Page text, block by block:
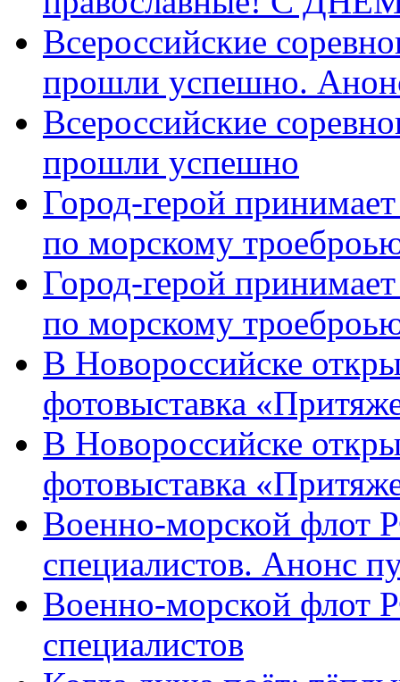
Всероссийские
прошли успешно.
Всероссийские
прошли успешно
Город-герой
по морскому
Город-герой
по морскому
В Новороссийске
фотовыставка
В Новороссийске
фотовыставка
Военно-морской флот
специалистов. Анонс
Военно-морской флот
специалистов